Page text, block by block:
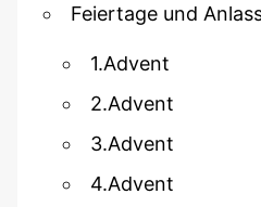
Feiertage und
1.Advent
2.Advent
3.Advent
4.Advent